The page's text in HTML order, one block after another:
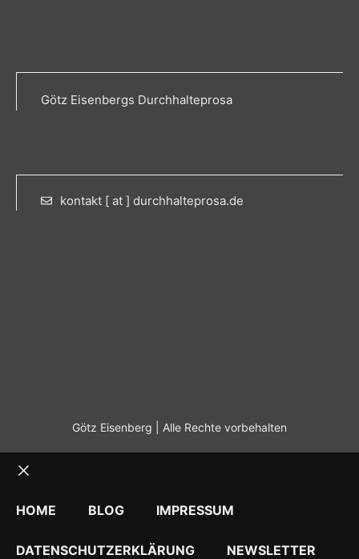
Götz Eisenbergs Durchhalteprosa
kontakt [ at ] durchhalteprosa.de
Götz Eisenberg | Alle Rechte vorbehalten
HOME
BLOG IMPRESSUM
DATENSCHUTZERKLÄRUNG NEWSLETTER